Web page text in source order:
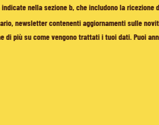
nella sezione b, che includono la
newsletter contenenti aggiornamenti sulle
di più su come vengono trattati i tuoi dati. Puoi